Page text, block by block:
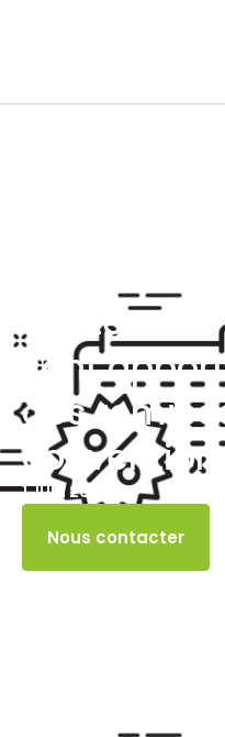
Santé : des
sont
des
1 JUIN 2026
Nous contacter